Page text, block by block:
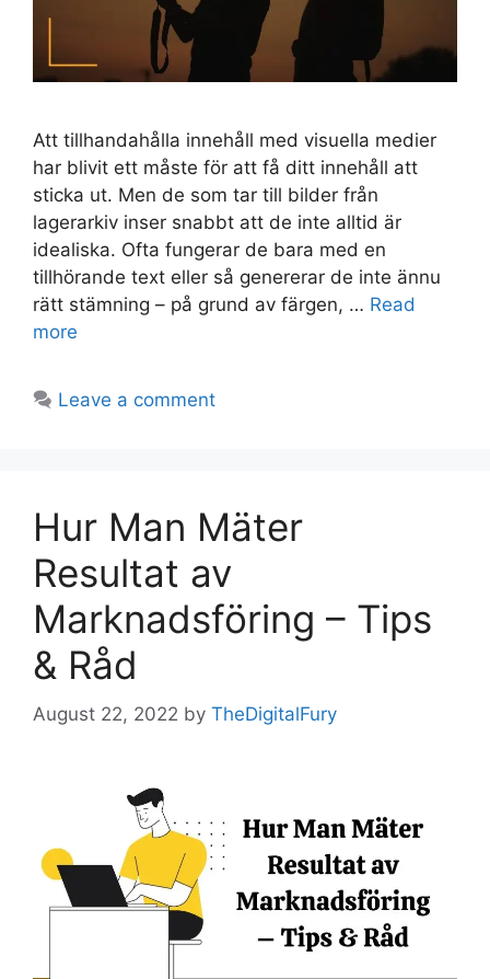
Att tillhandahålla innehåll med visuella medier
har blivit ett måste för att få ditt innehåll att
sticka ut. Men de som tar till bilder från
lagerarkiv inser snabbt att de inte alltid är
idealiska. Ofta fungerar de bara med en
tillhörande text eller så genererar de inte ännu
rätt stämning – på grund av färgen, … Read
more
Leave a comment
Hur Man Mäter
Resultat av
Marknadsföring – Tips
& Råd
August 22, 2022 by TheDigitalFury